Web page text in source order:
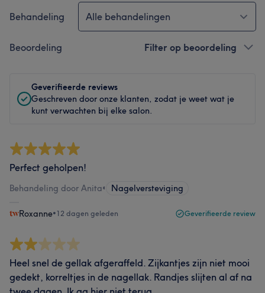
Behandeling Alle behandelingen
Beoordeling Filter op beoordeling
Geverifieerde reviews
Geschreven door onze klanten, zodat je weet wat je
kunt verwachten bij elke salon.
Perfect geholpen!
Behandeling door Anita• Nagelversteviging
Roxanne•12 dagen geleden Geverifieerde review
Heel snel de gellak afgeraffeld. Zijkantjes zijn niet mooi
gedekt, korreltjes in de nagellak. Randjes slijten al af na